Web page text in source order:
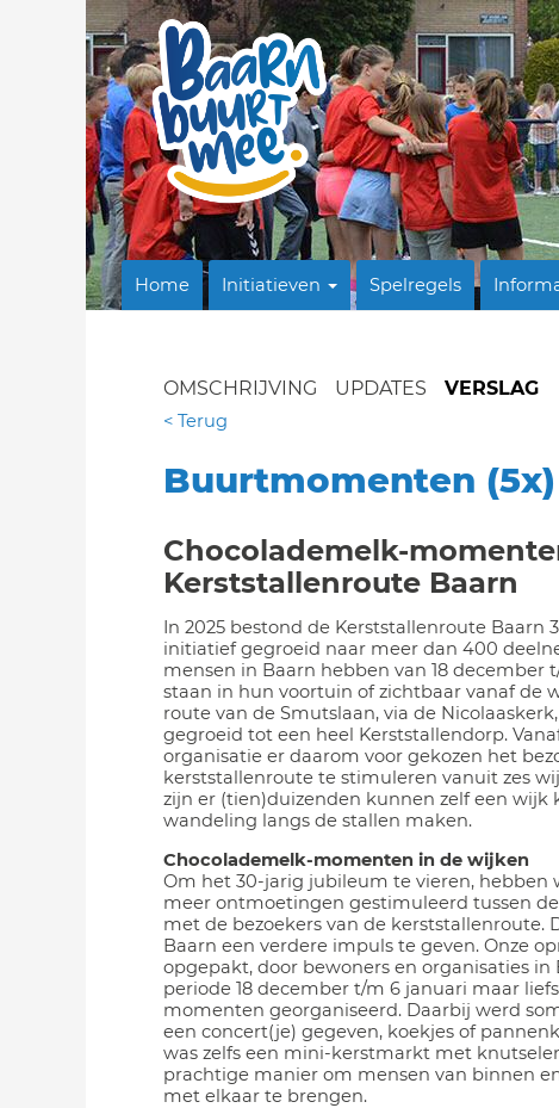
Home Initiatieven Spelregels
OMSCHRIJVING UPDATES VERSLAG
< Terug
Buurtmomenten
Chocolademelk-
Kerststallenroute Baarn
In 2025 bestond de Kerststallenroute Baarn
initiatief gegroeid naar meer dan 400
mensen in Baarn hebben van 18 december
staan in hun voortuin of zichtbaar vanaf de
route van de Smutslaan, via de
gegroeid tot een heel Kerststallendorp.
organisatie er daarom voor gekozen het
kerststallenroute te stimuleren vanuit zes
zijn er (tien)duizenden kunnen zelf een wijk
wandeling langs de stallen maken.
Chocolademelk-momenten in de wijken
Om het 30-jarig jubileum te vieren, hebben
meer ontmoetingen gestimuleerd tussen
met de bezoekers van de kerststallenroute.
Baarn een verdere impuls te geven. Onze
opgepakt, door bewoners en organisaties in
periode 18 december t/m 6 januari maar
momenten georganiseerd. Daarbij werd
een concert(je) gegeven, koekjes of
was zelfs een mini-kerstmarkt met
prachtige manier om mensen van binnen
met elkaar te brengen.